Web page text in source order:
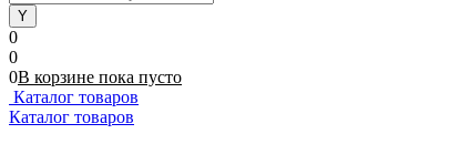
0
0
0В корзине пока пусто
Каталог товаров
Каталог товаров